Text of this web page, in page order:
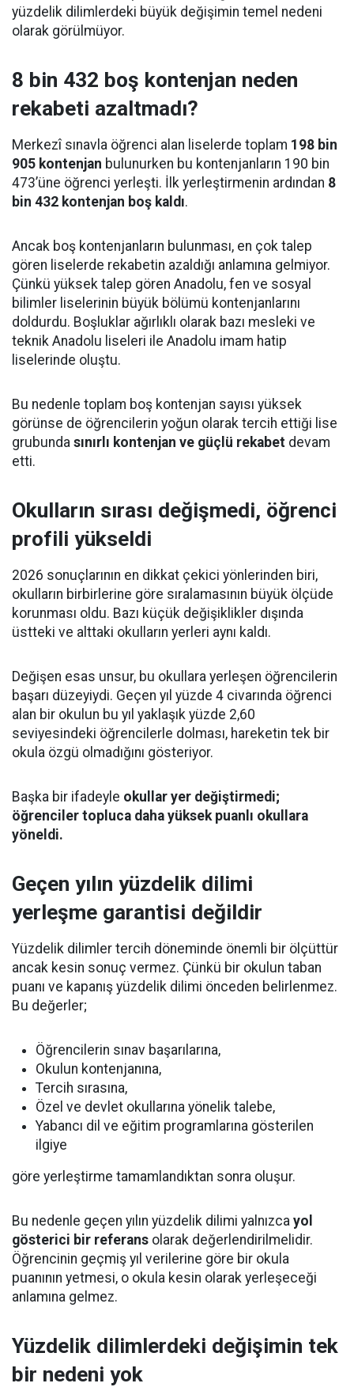
yüzdelik dilimlerdeki büyük değişimin temel nedeni
olarak görülmüyor.
8 bin 432 boş kontenjan neden
rekabeti azaltmadı?
Merkezî sınavla öğrenci alan liselerde toplam 198 bin
905 kontenjan bulunurken bu kontenjanların 190 bin
473’üne öğrenci yerleşti. İlk yerleştirmenin ardından 8
bin 432 kontenjan boş kaldı.
Ancak boş kontenjanların bulunması, en çok talep
gören liselerde rekabetin azaldığı anlamına gelmiyor.
Çünkü yüksek talep gören Anadolu, fen ve sosyal
bilimler liselerinin büyük bölümü kontenjanlarını
doldurdu. Boşluklar ağırlıklı olarak bazı mesleki ve
teknik Anadolu liseleri ile Anadolu imam hatip
liselerinde oluştu.
Bu nedenle toplam boş kontenjan sayısı yüksek
görünse de öğrencilerin yoğun olarak tercih ettiği lise
grubunda sınırlı kontenjan ve güçlü rekabet devam
etti.
Okulların sırası değişmedi, öğrenci
profili yükseldi
2026 sonuçlarının en dikkat çekici yönlerinden biri,
okulların birbirlerine göre sıralamasının büyük ölçüde
korunması oldu. Bazı küçük değişiklikler dışında
üstteki ve alttaki okulların yerleri aynı kaldı.
Değişen esas unsur, bu okullara yerleşen öğrencilerin
başarı düzeyiydi. Geçen yıl yüzde 4 civarında öğrenci
alan bir okulun bu yıl yaklaşık yüzde 2,60
seviyesindeki öğrencilerle dolması, hareketin tek bir
okula özgü olmadığını gösteriyor.
Başka bir ifadeyle okullar yer değiştirmedi;
öğrenciler topluca daha yüksek puanlı okullara
yöneldi.
Geçen yılın yüzdelik dilimi
yerleşme garantisi değildir
Yüzdelik dilimler tercih döneminde önemli bir ölçüttür
ancak kesin sonuç vermez. Çünkü bir okulun taban
puanı ve kapanış yüzdelik dilimi önceden belirlenmez.
Bu değerler;
Öğrencilerin sınav başarılarına,
Okulun kontenjanına,
Tercih sırasına,
Özel ve devlet okullarına yönelik talebe,
Yabancı dil ve eğitim programlarına gösterilen
ilgiye
göre yerleştirme tamamlandıktan sonra oluşur.
Bu nedenle geçen yılın yüzdelik dilimi yalnızca yol
gösterici bir referans olarak değerlendirilmelidir.
Öğrencinin geçmiş yıl verilerine göre bir okula
puanının yetmesi, o okula kesin olarak yerleşeceği
anlamına gelmez.
Yüzdelik dilimlerdeki değişimin tek
bir nedeni yok